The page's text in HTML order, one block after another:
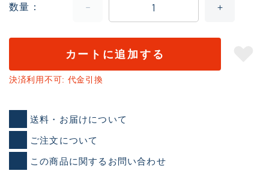
数量
カートに追加する
決済利用不可: 代金引換
送料・お届けについて
ご注文について
この商品に関するお問い合わせ